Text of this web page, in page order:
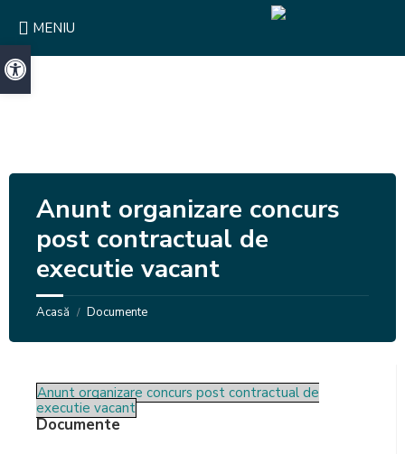
content
right
sidebar
footerMENIU
Anunt organizare concurs
post contractual de
executie vacant
Acasă / Documente
Anunt organizare concurs post contractual de
executie vacant
Documente
Deschide bara de unelte